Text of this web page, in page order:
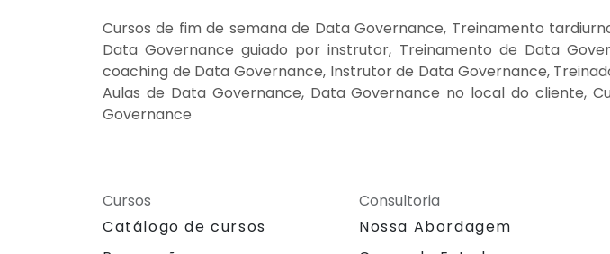
Cursos de fim de semana de Data Governance, Treinamento
Data Governance guiado por instrutor, Treinamento de Data
coaching de Data Governance, Instrutor de Data Governance,
Aulas de Data Governance, Data Governance no local do cliente,
Governance
Cursos
Catálogo de cursos
Consultoria
Nossa Abordagem